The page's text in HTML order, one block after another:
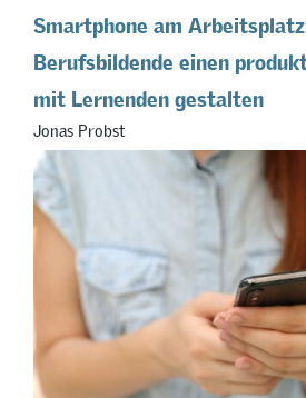
Smartphone am
Berufsbildende einen
mit Lernenden gestalten
Jonas Probst